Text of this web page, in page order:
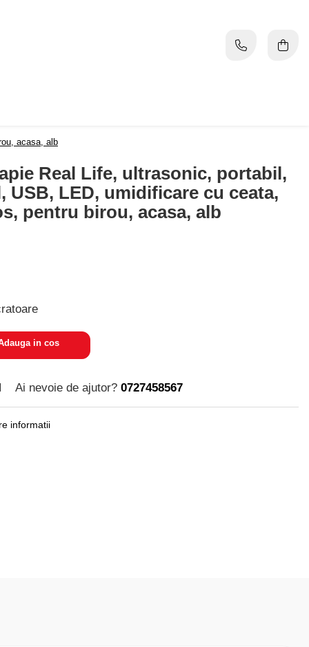
acasa, alb
Real Life, ultrasonic, portabil,
USB, LED, umidificare cu ceata,
pentru birou, acasa, alb
in cos
Ai nevoie de ajutor? 0727458567
informatii